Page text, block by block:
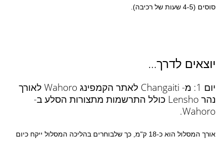
סוסים (4-5 שעות של רכיבה).
יוצאים לדרך…
יום 1: מ- Changaiti לאתר הקמפינג Wahoro לאורך
נהר Lensho כולל התרשמות מתצורות הסלע ב-
Wahoro.
אורך המסלול הוא כ-18 ק"מ, כך שלבוחרים בהליכה המסלול ייקח כיום